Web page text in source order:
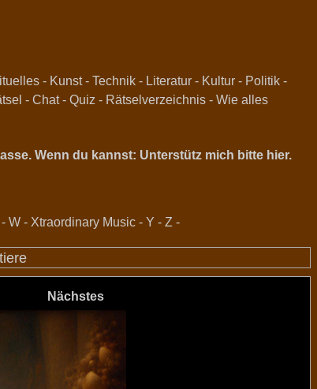
- Kunst- Technik - Literatur - Kultur - Politik -
- Chat- Quiz - Rätselverzeichnis- Wie alles
Wenn du kannst: Unterstütz mich bitte hier.
- W - Xtraordinary Music - Y - Z -
Nächstes